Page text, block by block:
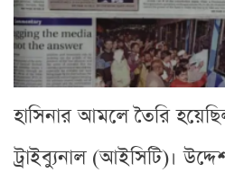
হাসিনার আমলে তৈরি
ট্রাইব্যুনাল (আইসিটি)।